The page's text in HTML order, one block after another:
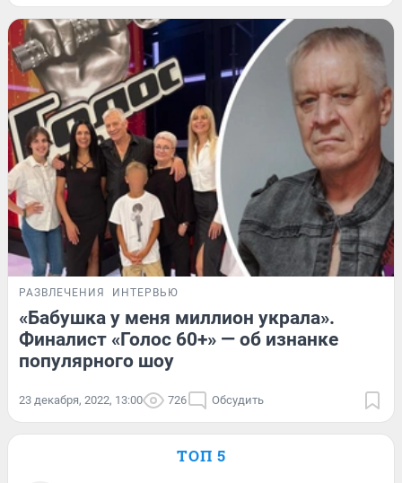
РАЗВЛЕЧЕНИЯ ИНТЕРВЬЮ
«Бабушка у меня миллион украла».
Финалист «Голос 60+» — об изнанке
популярного шоу
23 декабря, 2022, 13:00 726 Обсудить
ТОП 5